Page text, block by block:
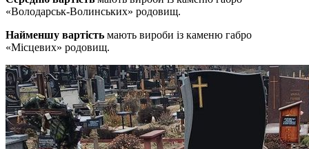
«Володарськ-Волинських» родовищ.
Найменшу вартість мають вироби із каменю габро
«Місцевих» родовищ.